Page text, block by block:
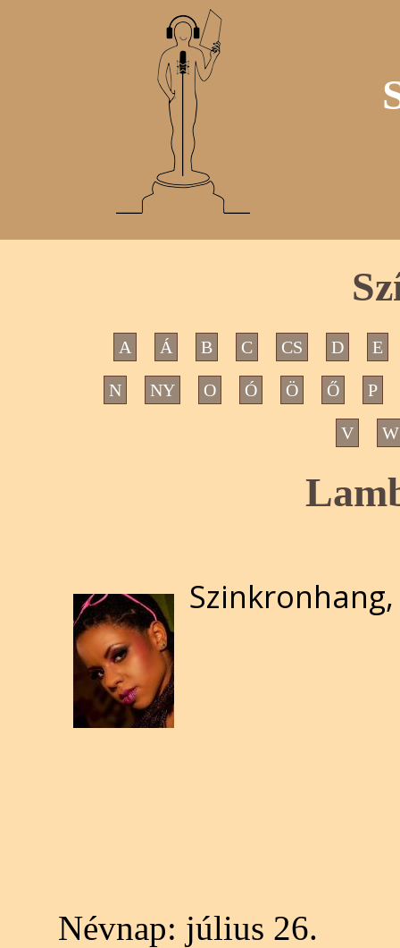
A Á B C CS D E
N NY O Ó Ö Ő P
V W
Névnap: július 26.